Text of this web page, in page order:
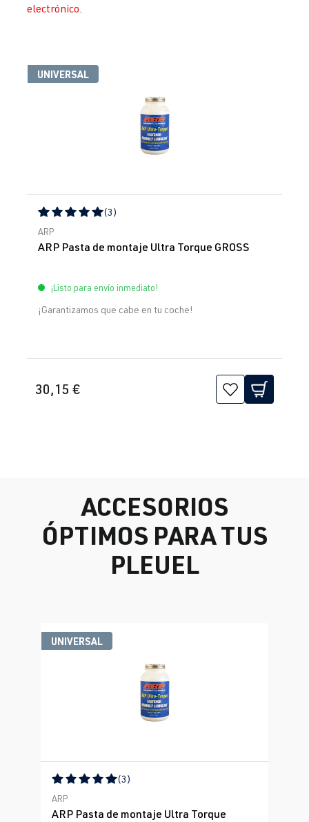
electrónico
UNIVERSAL
Calificación promedio de 5 de 5 estrellas
(3)
ARP
ARP Pasta de montaje Ultra Torque GROSS
¡Listo para envío inmediato!
¡Garantizamos que cabe en tu coche!
30,15 €
ACCESORIOS
ÓPTIMOS PARA TUS
PLEUEL
Omitir la galería de productos
UNIVERSAL
Calificación promedio de 5 de 5 estrellas
(3)
ARP
ARP Pasta de montaje Ultra Torque